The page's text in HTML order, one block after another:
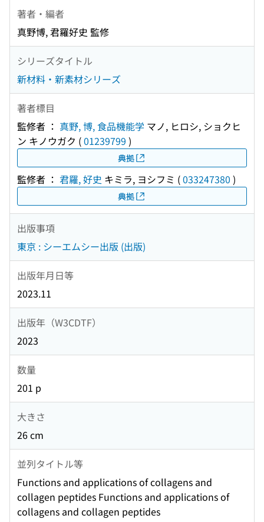
著者・編者
真野博, 君羅好史 監修
シリーズタイトル
新材料・新素材シリーズ
著者標目
監修者 ： 真野, 博, 食品機能学 マノ, ヒロシ, ショクヒ
ン キノウガク (01239799 )
典拠
監修者 ： 君羅, 好史 キミラ, ヨシフミ (033247380 )
典拠
出版事項
東京 : シーエムシー出版 (出版)
出版年月日等
2023.11
出版年（W3CDTF）
2023
数量
201 p
大きさ
26 cm
並列タイトル等
Functions and applications of collagens and
collagen peptides Functions and applications of
collagens and collagen peptides